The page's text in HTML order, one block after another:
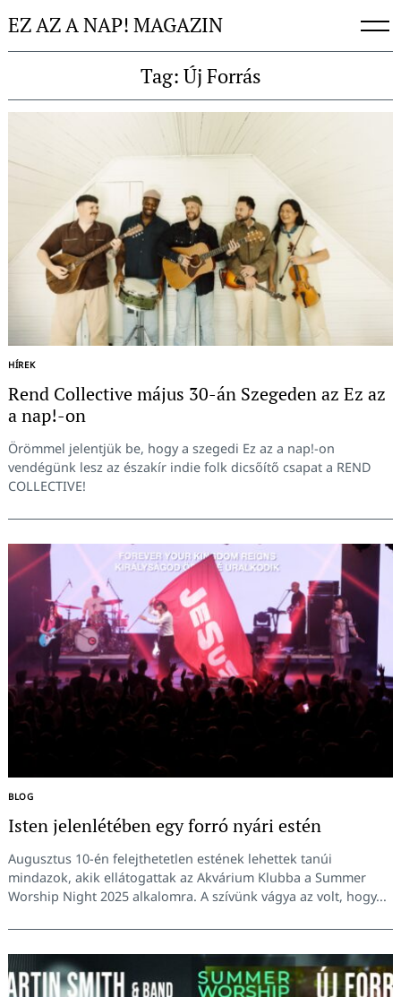
toEZ AZ A NAP! MAGAZIN
Tag: Új Forrás
HÍREK
Rend Collective május 30-án Szegeden az Ez az
a nap!-on
Örömmel jelentjük be, hogy a szegedi Ez az a nap!-on
vendégünk lesz az északír indie folk dicsőítő csapat a REND
COLLECTIVE!
BLOG
Isten jelenlétében egy forró nyári estén
Augusztus 10-én felejthetetlen estének lehettek tanúi
mindazok, akik ellátogattak az Akvárium Klubba a Summer
Worship Night 2025 alkalomra. A szívünk vágya az volt, hogy...